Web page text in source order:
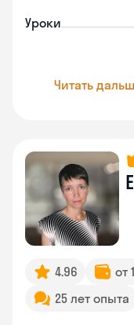
Уроки
Читать
4.96
от
25 лет опыта